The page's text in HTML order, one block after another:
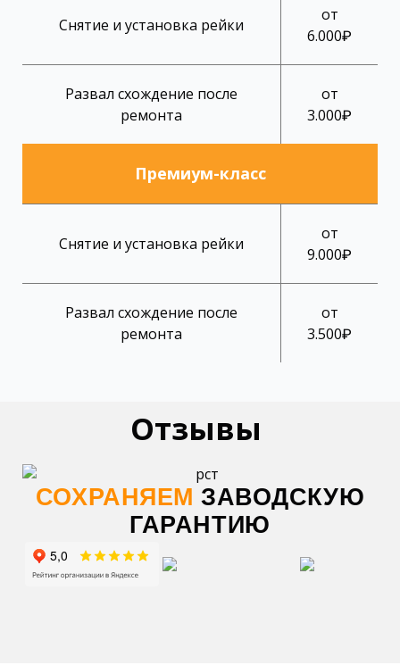
Снятие и установка рейки
от
6.000₽
Развал схождение после
ремонта
от
3.000₽
Премиум-класс
Снятие и установка рейки
от
9.000₽
Развал схождение после
ремонта
от
3.500₽
Отзывы
СОХРАНЯЕМ ЗАВОДСКУЮ
ГАРАНТИЮ